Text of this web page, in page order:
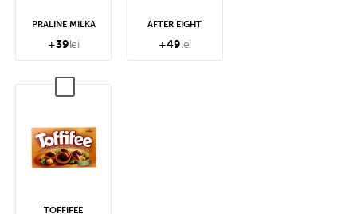
PRALINE MILKA
+39lei
AFTER EIGHT
+49lei
TOFFIFEE